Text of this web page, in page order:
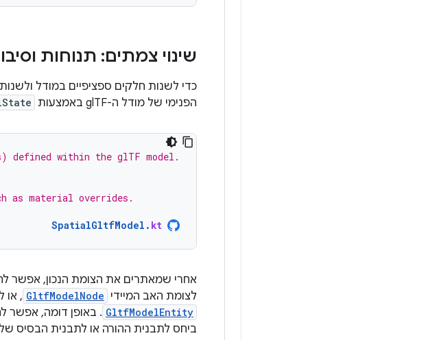
שינוי צמתים: תנוחות
כדי לשנות חלקים ספציפיים במודל
הפנימי של מודל ה-glTF באמצעות
defined within the glTF model.
as material overrides.
SpatialGltfModel . kt
אחרי שמאתרים את הצומת הנכון, אפשר
לצומת האב המיידי GltfModelNode
,
GltfModelEntity
ביחס לתבנית ההורה או לתבנית הבסיס